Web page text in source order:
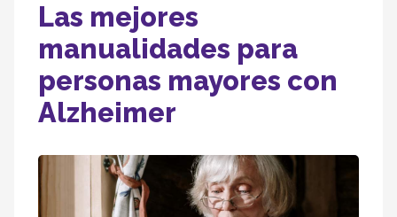
Las mejores
manualidades para
personas mayores con
Alzheimer